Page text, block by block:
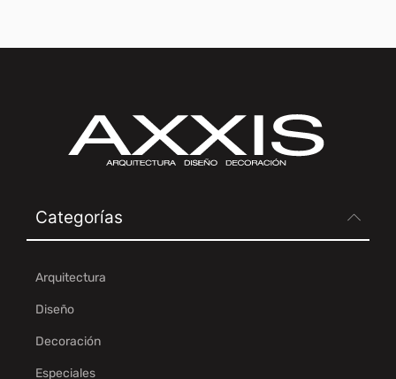
Categorías
Arquitectura
Diseño
Decoración
Especiales